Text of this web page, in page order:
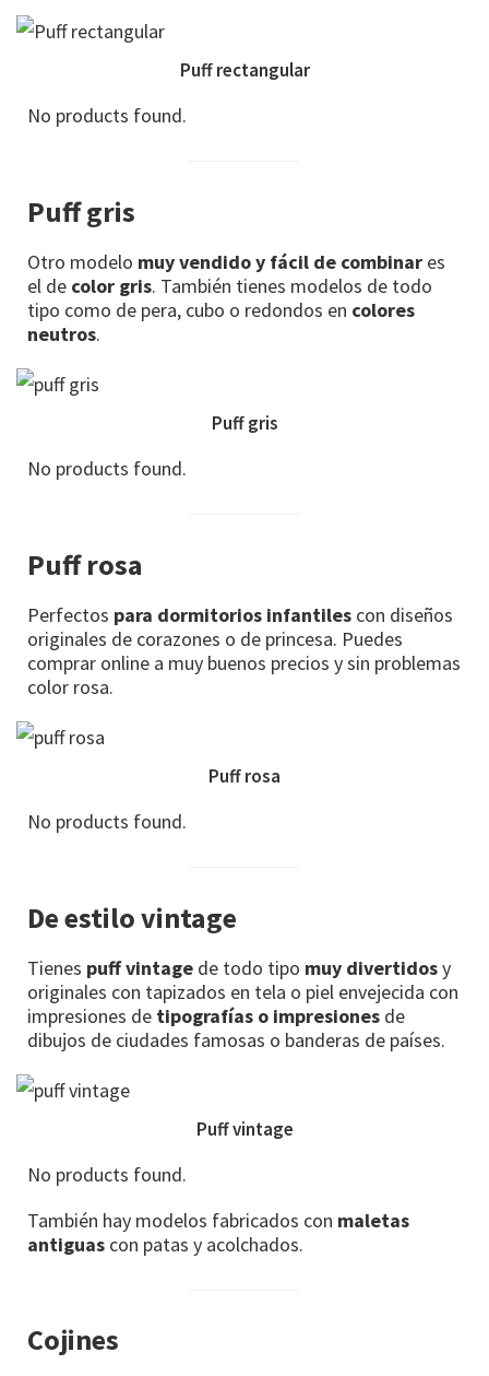
Puff rectangular
No products found.
Puff gris
Otro modelo muy vendido y fácil de combinar es
el de color gris. También tienes modelos de todo
tipo como de pera, cubo o redondos en colores
neutros.
Puff gris
No products found.
Puff rosa
Perfectos para dormitorios infantiles con diseños
originales de corazones o de princesa. Puedes
comprar online a muy buenos precios y sin problemas
color rosa.
Puff rosa
No products found.
De estilo vintage
Tienes puff vintage de todo tipo muy divertidosy
originales con tapizados en tela o piel envejecida con
impresiones de tipografías o impresiones de
dibujos de ciudades famosas o banderas de países.
Puff vintage
No products found.
También hay modelos fabricados con maletas
antiguas con patas y acolchados.
Cojines